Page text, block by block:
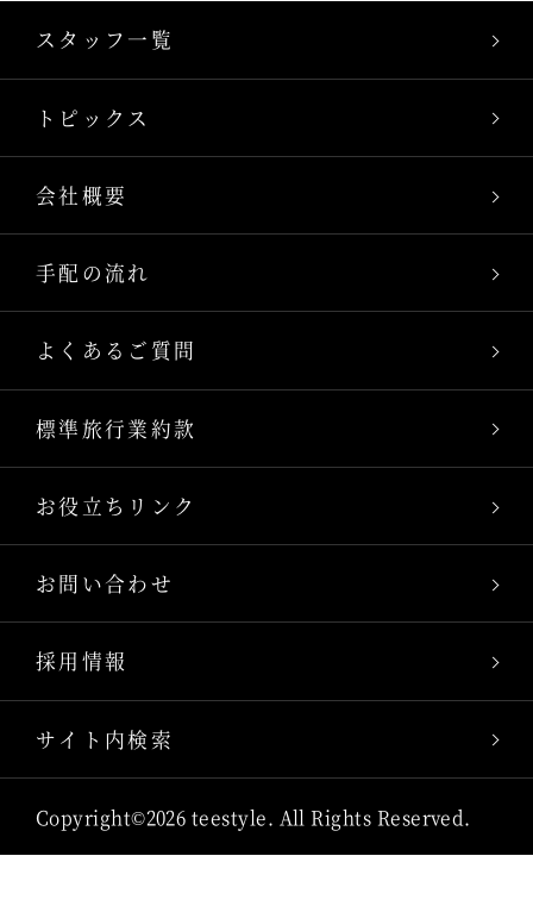
スタッフ一覧
トピックス
会社概要
手配の流れ
よくあるご質問
標準旅行業約款
お役立ちリンク
お問い合わせ
採用情報
サイト内検索
Copyright©2026 teestyle. All Rights Reserved.